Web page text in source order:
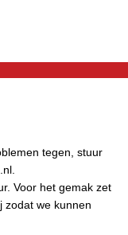
tegen, stuur
Voor het gemak zet
zodat we kunnen